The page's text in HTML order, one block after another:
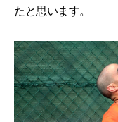
たと思います。